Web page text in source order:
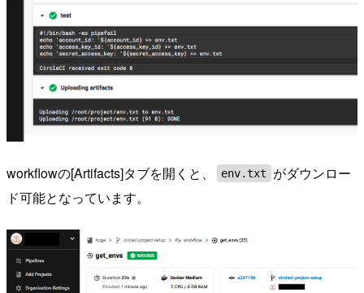
workflowの[Artifacts]タブを開くと、 env.txt
がダウンロー
ド可能となっています。